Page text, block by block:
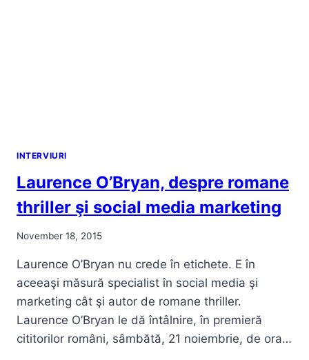
INTERVIURI
Laurence O’Bryan, despre romane
thriller şi social media marketing
November 18, 2015
Laurence O’Bryan nu crede în etichete. E în
aceeaşi măsură specialist în social media şi
marketing cât şi autor de romane thriller.
Laurence O’Bryan le dă întâlnire, în premieră
cititorilor români, sâmbătă, 21 noiembrie, de ora…